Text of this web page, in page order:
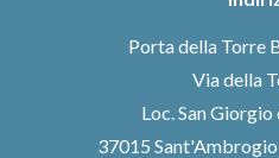
Porta della Torre
Via della
Loc. San
37015